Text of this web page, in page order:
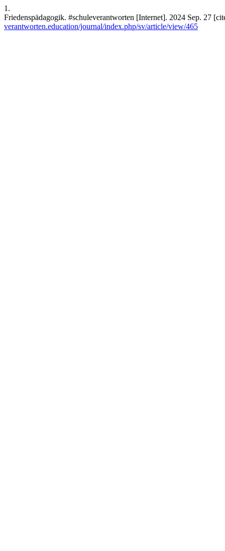
1.
Friedenspädagogik. #schuleverantworten [Internet]. 2024 Sep. 27
verantworten.education/journal/index.php/sv/article/view/465